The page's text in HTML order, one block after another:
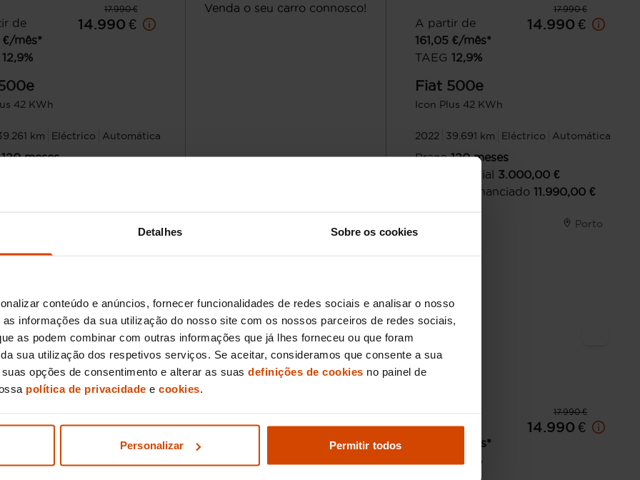
Detalhes Sobre os cookies
conteúdo e anúncios, fornecer funcionalidades de redes sociais e analisar o nosso
informações da sua utilização do nosso site com os nossos parceiros de redes sociais,
as podem combinar com outras informações que já lhes forneceu ou que foram
sua utilização dos respetivos serviços. Se aceitar, consideramos que consente a sua
opções de consentimento e alterar as suas definições de cookies no painel de
política de privacidade e cookies.
Personalizar Permitir todos
17.990 €
de
€/mês*
12,9%
14.990 €
42 KWh
km Eléctrico Automática
120 meses
Venda o seu carro connosco! 17.990 €
A partir de
161,05 €/mês*
TAEG 12,9%
14.990 €
Fiat 500e
Icon Plus 42 KWh
2022 39.691 km Eléctrico Automática
Prazo 120 meses
Entrada inicial 3.000,00 €
Montante financiado 11.990,00 €
Porto
de
14.990 €
A partir de
161,05
14.990 €
17.990 €
A partir de
€/mês*
%
14.990 €